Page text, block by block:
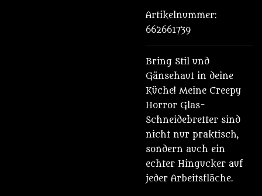
Artikelnummer:
662661739
Bring Stil und
Gänsehaut in deine
Küche! Meine Creepy
Horror Glas-
Schneidebretter sind
nicht nur praktisch,
sondern auch ein
echter Hingucker auf
jeder Arbeitsfläche.